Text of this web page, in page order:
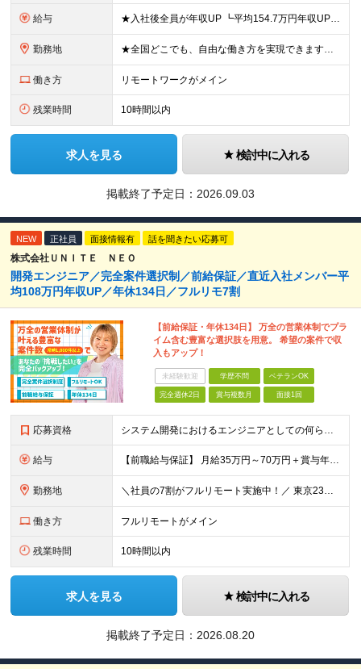
給与 ★入社後全員が年収UP ┗平均154.7万円年収UP！ ┗最大380万円UPの実績も 月給35万円～100万円＋決算賞与＋各種手当 【 給与イメージ 】 ■経験1年以上…月給35万円～＋決算賞与
勤務地 ★全国どこでも、自由な働き方を実現できます！ 全国のプロジェクト先やフルリモート環境での勤務も可能です。 ＼自由度の高い働き方、叶えます／ ・フルリモートで働きたい ・ハイブリットに働きたい ・家庭
働き方 リモートワークがメイン
残業時間 10時間以内
求人を見る 検討中に入れる
掲載終了予定日： 2026.09.03
NEW 正社員 面接情報有 話を聞きたい応募可
株式会社ＵＮＩＴＥ ＮＥＯ
開発エンジニア／完全案件選択制／前給保証／直近入社メンバー平
均108万円年収UP／年休134日／フルリモ7割
【前給保証・年休134日】 万全の営業体制でプラ
イム含む豊富な選択肢を用意。 希望の案件で収
入もアップ！
未経験歓迎 学歴不問 ベテランOK
完全週休2日 賞与複数月 面接1回
応募資格 システム開発におけるエンジニアとしての何らかの実務経験（年数不問） ※要件定義、基本設計、詳細設計、製造、検証、運用保守 少しでも実務経験があれば、まずは気軽にエントリーしてみてください！ ／／／／
給与 【前職給与保証】 月給35万円～70万円＋賞与年2回＋各種手当 ※前職の給与・スキル・経験を考慮の上、決定いたします。 ※月給には固定残業代（月30時間分／5万円～10万円）を含みます。超過分は別途
勤務地 ＼社員の7割がフルリモート実施中！／ 東京23区内など1都3県を中心としたプロジェクト先での勤務となります。 ※勤務地は希望を考慮します ≪本社≫ 東京都渋谷区恵比寿南1丁目3番7号 隅越ビル5階
働き方 フルリモートがメイン
残業時間 10時間以内
求人を見る 検討中に入れる
掲載終了予定日： 2026.08.20